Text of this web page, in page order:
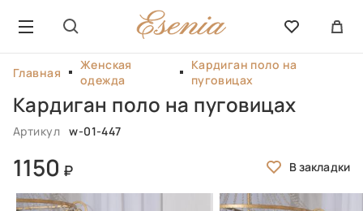
Главная
Женская
одежда
Кардиган поло на
пуговицах
Кардиган поло на пуговицах
Артикул w-01-447
1150